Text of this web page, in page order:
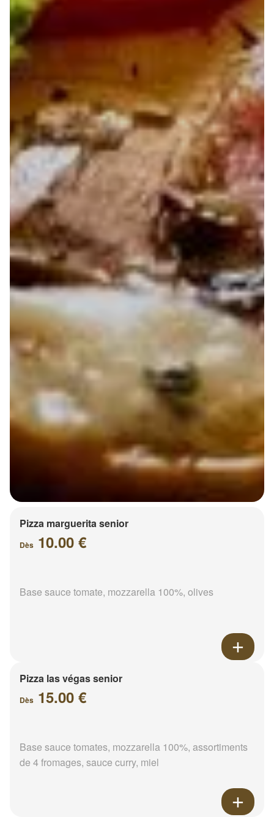
Pizza marguerita senior
Dès 10.00 €
Base sauce tomate, mozzarella 100%, olives
Pizza las végas senior
Dès 15.00 €
Base sauce tomates, mozzarella 100%, assortiments
de 4 fromages, sauce curry, miel